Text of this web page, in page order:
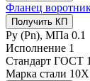
Фланец
Получить КП
Ру (Рn), МПа 0.1
Исполнение 1
Стандарт ГОСТ
Марка стали